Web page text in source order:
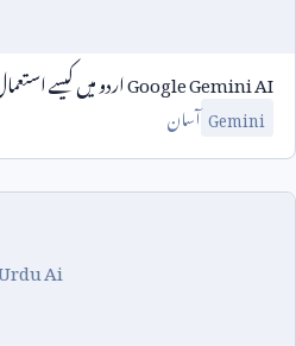
Google Gemini AIاردو میں کیسے
Geminiآسان
Ai